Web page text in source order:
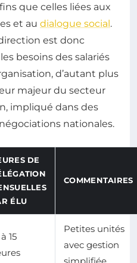
que celles liées aux
et au dialogue social.
est donc
besoins des salariés
d’autant plus
majeur du secteur
impliqué dans des
nationales.
DE
ÉLU
COMMENTAIRES
15
Petites unités
avec gestion